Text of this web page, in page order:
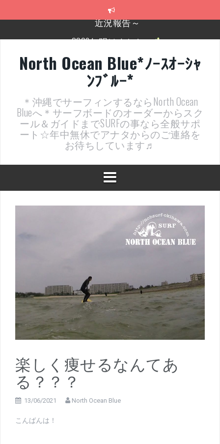
2026年明けました〜
近況報告ww
ヤッチマッターーーー！！！
支部長就任報告と支部予選・検定開催決定！
近況報告～
North Ocean Blue*ﾉｰｽｵｰｼｬ
ﾝﾌﾞﾙｰ*
＊沖縄でサーフィンするならNorth Ocean
Blueへ＊サーフボードのオーダーからスク
ール＆ガイドまでSURFの事なら全般サポ
ート☆年中無休でアナタからのご連絡を
お待ちしています♬
楽しく痩せるなんてあ
る？？？
13/06/2021 North Ocean Blue
こんばんは！